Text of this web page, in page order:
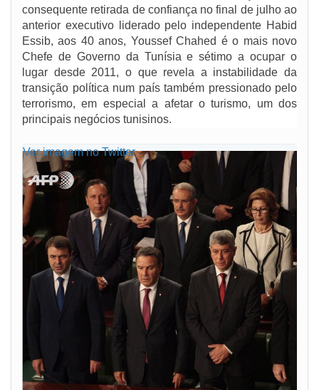
consequente retirada de confiança no final de julho ao
anterior executivo liderado pelo independente Habid
Essib, aos 40 anos, Youssef Chahed é o mais novo
Chefe de Governo da Tunísia e sétimo a ocupar o
lugar desde 2011, o que revela a instabilidade da
transição política num país também pressionado pelo
terrorismo, em especial a afetar o turismo, um dos
principais negócios tunisinos.
Ver imagem no Twitter